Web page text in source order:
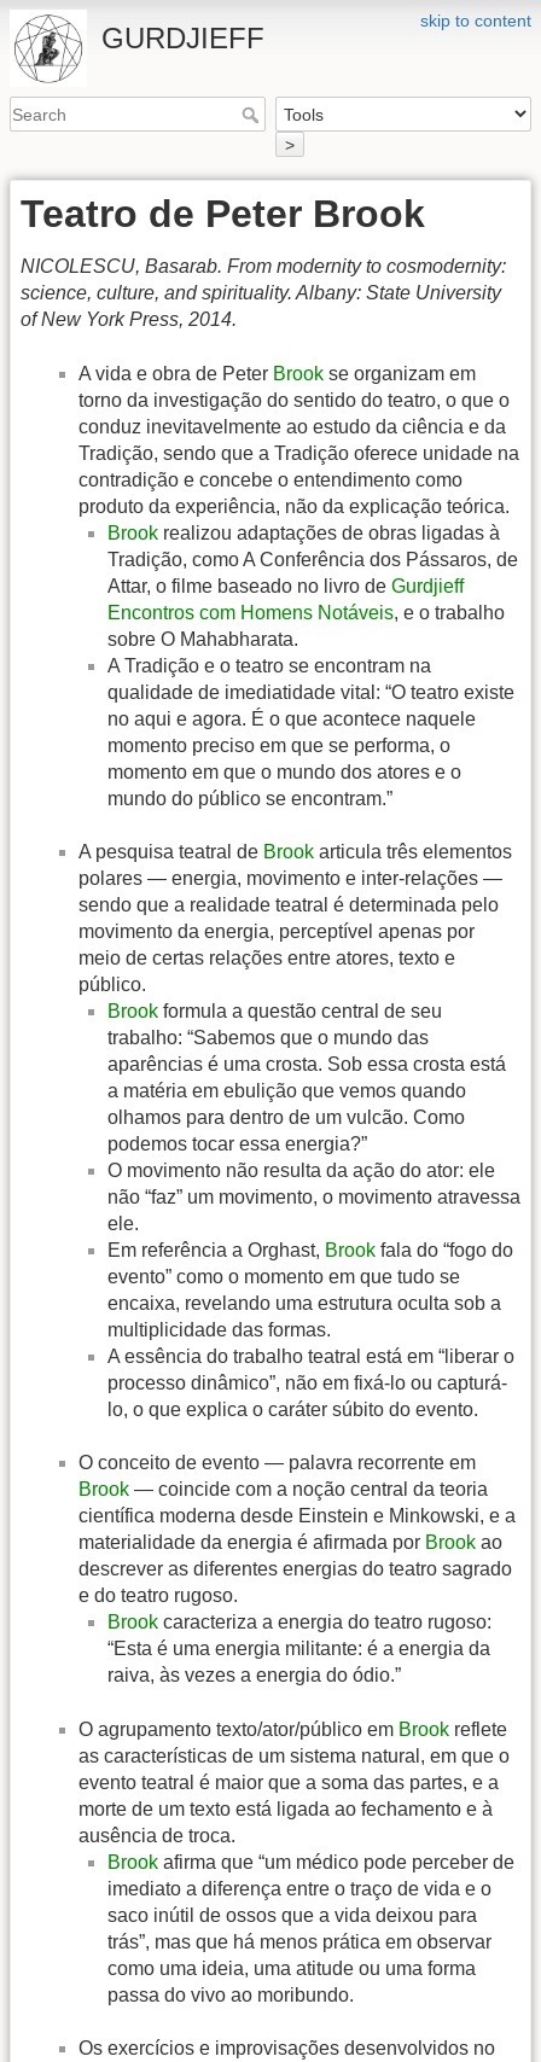
skip to content
GURDJIEFF
>
Teatro de Peter Brook
NICOLESCU, Basarab. From modernity to cosmodernity:
science, culture, and spirituality. Albany: State University
of New York Press, 2014.
A vida e obra de Peter Brook se organizam em
torno da investigação do sentido do teatro, o que o
conduz inevitavelmente ao estudo da ciência e da
Tradição, sendo que a Tradição oferece unidade na
contradição e concebe o entendimento como
produto da experiência, não da explicação teórica.
Brook realizou adaptações de obras ligadas à
Tradição, como A Conferência dos Pássaros, de
Attar, o filme baseado no livro de Gurdjieff
Encontros com Homens Notáveis, e o trabalho
sobre O Mahabharata.
A Tradição e o teatro se encontram na
qualidade de imediatidade vital: “O teatro existe
no aqui e agora. É o que acontece naquele
momento preciso em que se performa, o
momento em que o mundo dos atores e o
mundo do público se encontram.”
A pesquisa teatral de Brook articula três elementos
polares — energia, movimento e inter-relações —
sendo que a realidade teatral é determinada pelo
movimento da energia, perceptível apenas por
meio de certas relações entre atores, texto e
público.
Brook formula a questão central de seu
trabalho: “Sabemos que o mundo das
aparências é uma crosta. Sob essa crosta está
a matéria em ebulição que vemos quando
olhamos para dentro de um vulcão. Como
podemos tocar essa energia?”
O movimento não resulta da ação do ator: ele
não “faz” um movimento, o movimento atravessa
ele.
Em referência a Orghast, Brook fala do “fogo do
evento” como o momento em que tudo se
encaixa, revelando uma estrutura oculta sob a
multiplicidade das formas.
A essência do trabalho teatral está em “liberar o
processo dinâmico”, não em fixá-lo ou capturá-
lo, o que explica o caráter súbito do evento.
O conceito de evento — palavra recorrente em
Brook — coincide com a noção central da teoria
científica moderna desde Einstein e Minkowski, e a
materialidade da energia é afirmada por Brook ao
descrever as diferentes energias do teatro sagrado
e do teatro rugoso.
Brook caracteriza a energia do teatro rugoso:
“Esta é uma energia militante: é a energia da
raiva, às vezes a energia do ódio.”
O agrupamento texto/ator/público em Brook reflete
as características de um sistema natural, em que o
evento teatral é maior que a soma das partes, e a
morte de um texto está ligada ao fechamento e à
ausência de troca.
Brook afirma que “um médico pode perceber de
imediato a diferença entre o traço de vida e o
saco inútil de ossos que a vida deixou para
trás”, mas que há menos prática em observar
como uma ideia, uma atitude ou uma forma
passa do vivo ao moribundo.
Os exercícios e improvisações desenvolvidos no